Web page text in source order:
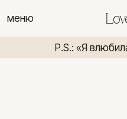
Love Hats
меню
P.S.: «Я влюбилась в